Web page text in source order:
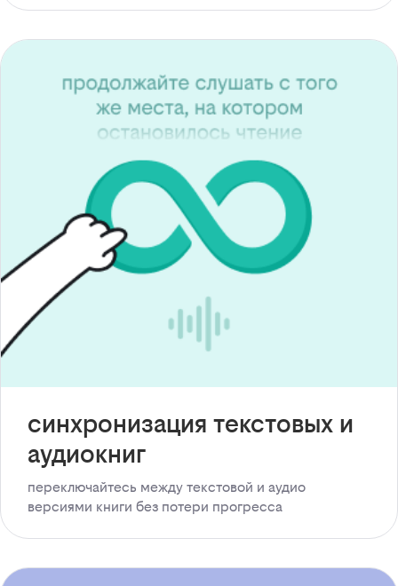
синхронизация текстовых и
аудиокниг
переключайтесь между текстовой и аудио
версиями книги без потери прогресса